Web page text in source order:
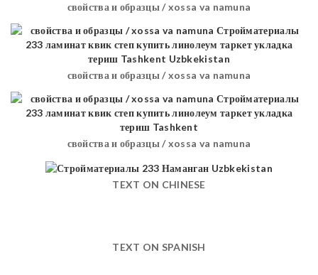
свойства и образцы / xossa va namuna
свойства и образцы / xossa va namuna
свойства и образцы / xossa va namuna
TEXT ON CHINESE
TEXT ON SPANISH